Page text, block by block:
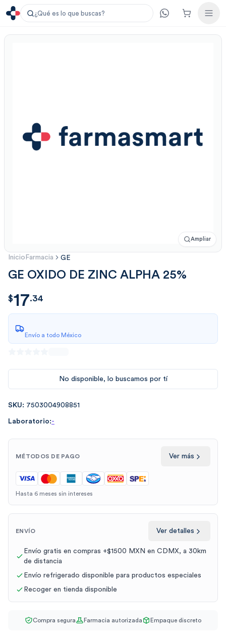
¿Qué es lo que buscas?
Ampliar
Inicio Farmacia GE
GE OXIDO DE ZINC ALPHA 25%
$17.34
$17.34
Envío a todo México
No disponible, lo buscamos por tí
SKU: 7503004908851
Laboratorio:-
MÉTODOS DE PAGO Ver más
Hasta 6 meses sin intereses
ENVÍO Ver detalles
Envío gratis en compras +$1500 MXN en CDMX, a 30km
de distancia
Envío refrigerado disponible para productos especiales
Recoger en tienda disponible
Compra segura Farmacia autorizada Empaque discreto